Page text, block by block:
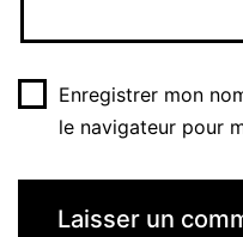
Enregistrer mon
le navigateur pour